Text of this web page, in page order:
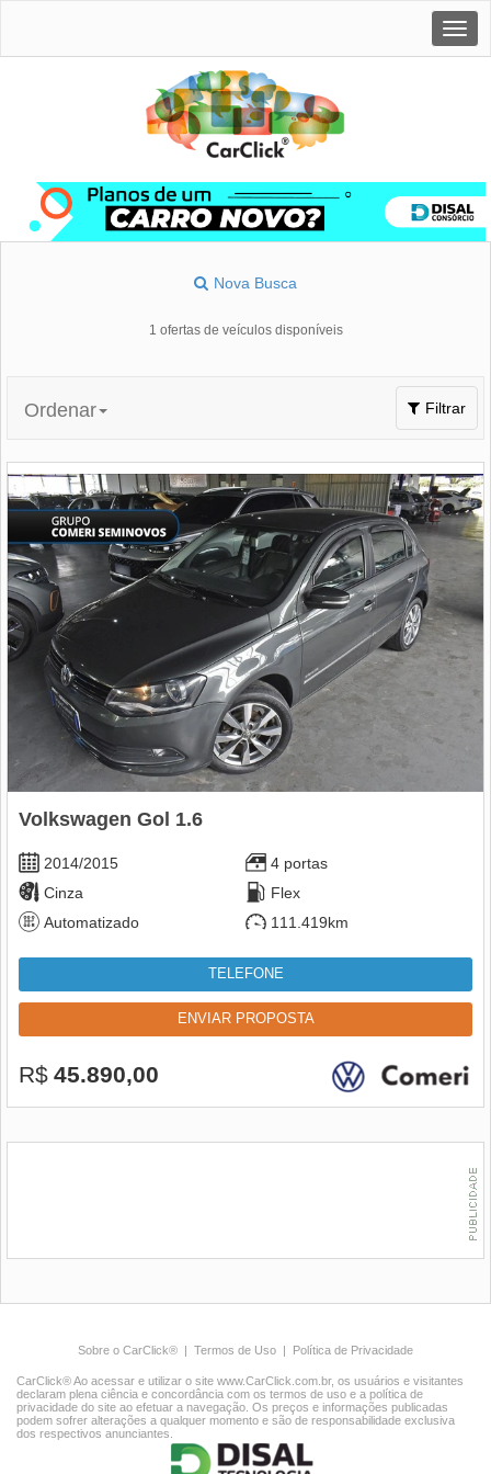
Nova Busca
1 ofertas de veículos disponíveis
Toggle
navigation
Filtrar
Ordenar
Volkswagen Gol 1.6
2014/2015
4 portas
Cinza
Flex
Automatizado
111.419km
TELEFONE
ENVIAR PROPOSTA
R$ 45.890,00
Sobre o CarClick® Termos de Uso Política de Privacidade
CarClick® Ao acessar e utilizar o site www.CarClick.com.br, os usuários e visitantes
declaram plena ciência e concordância com os termos de uso e a política de
privacidade do site ao efetuar a navegação. Os preços e informações publicadas
podem sofrer alterações a qualquer momento e são de responsabilidade exclusiva
dos respectivos anunciantes.